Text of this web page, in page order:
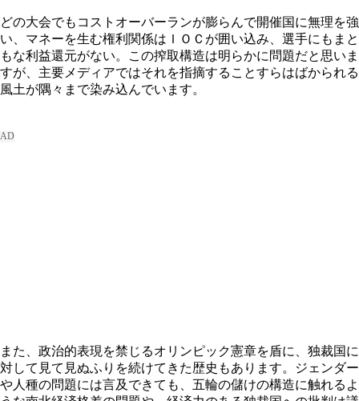
どの大会でもコストオーバーランが膨らんで開催国に無理を強
い、マネーを生む権利関係はＩＯＣが囲い込み、選手にもまと
もな利益還元がない。この搾取構造は明らかに問題だと思いま
すが、主要メディアではそれを指摘することすらはばかられる
風土が隅々まで染み込んでいます。
また、政治的表現を禁じるオリンピック憲章を盾に、独裁国に
対して見て見ぬふりを続けてきた歴史もあります。ジェンダー
や人種の問題には言及できても、五輪の儲けの構造に触れるよ